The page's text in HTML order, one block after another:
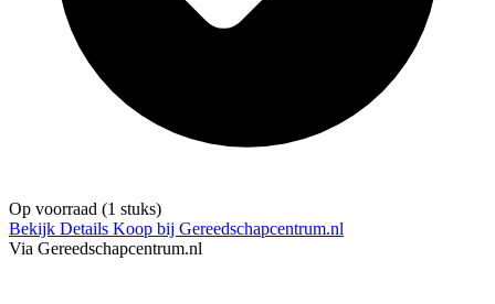
Op voorraad (1 stuks)
Bekijk Details Koop bij Gereedschapcentrum.nl
Via Gereedschapcentrum.nl